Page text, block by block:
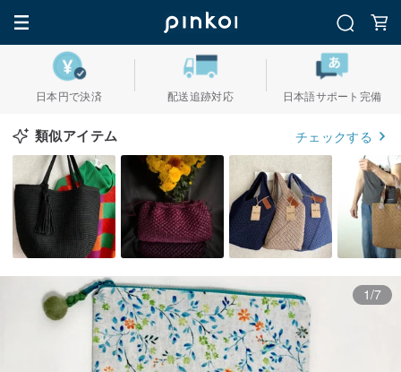
日本円で決済 配送追跡対応 日本語サポート完備
類似アイテム チェックする
1/7